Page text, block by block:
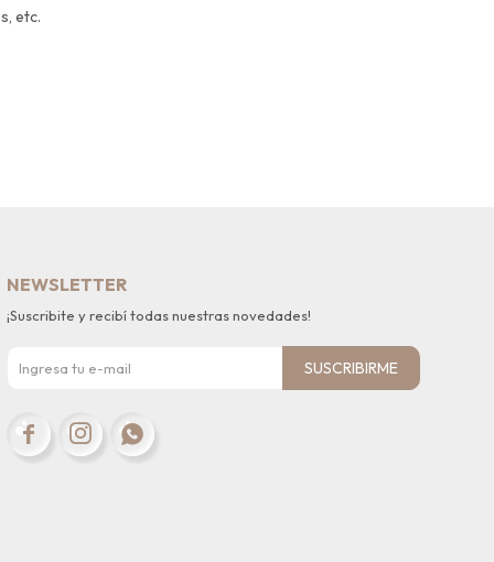
etc.
NEWSLETTER
¡Suscribite y recibí todas nuestras novedades!
SUSCRIBIRME
  